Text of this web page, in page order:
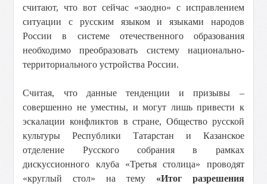
считают, что вот сейчас «заодно» с исправлением
ситуации с русским языком и языками народов
России в системе отечественного образования
необходимо преобразовать систему национально-
территориального устройства России.
Считая, что данные тенденции и призывы –
совершенно не уместны, и могут лишь привести к
эскалации конфликтов в стране, Общество русской
культуры Республики Татарстан и Казанское
отделение Русского собрания в рамках
дискуссионного клуба «Третья столица» проводят
«круглый стол» на тему «Итог разрешения